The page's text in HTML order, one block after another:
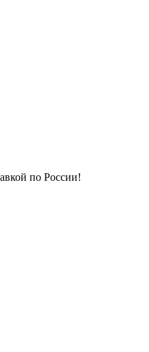
по России!